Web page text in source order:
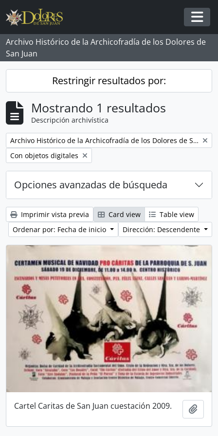
Skip to main content
Archivo Histórico de la Archicofradía de los Dolores de
San Juan
Restringir resultados por:
Mostrando 1 resultados
Descripción archivística
Remove filter:
Archivo Histórico de la Archicofradía de los Dolores de San Juan
Remove filter:
Con objetos digitales
Opciones avanzadas de búsqueda
Imprimir vista previa Card view
Table view
Ordenar por: Fecha de inicio
Dirección: Descendente
Cartel Caritas de San Juan cuestación 2009.